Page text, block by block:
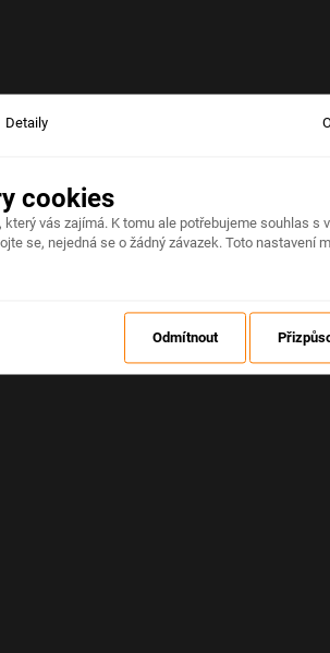
k neočekávané chybě
Detaily
cookies
vás zajímá. K tomu ale potřebujeme souhlas s
se, nejedná se o žádný závazek. Toto nastavení
Odmítnout